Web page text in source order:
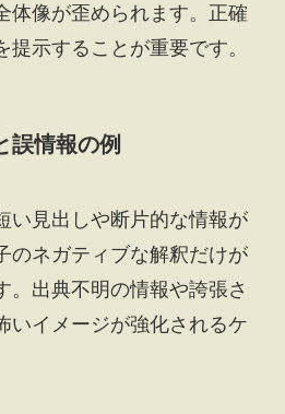
体像が歪められます。正確
示することが重要です。
誤情報の例
い見出しや断片的な情報が
のネガティブな解釈だけが
。出典不明の情報や誇張さ
いイメージが強化されるケ